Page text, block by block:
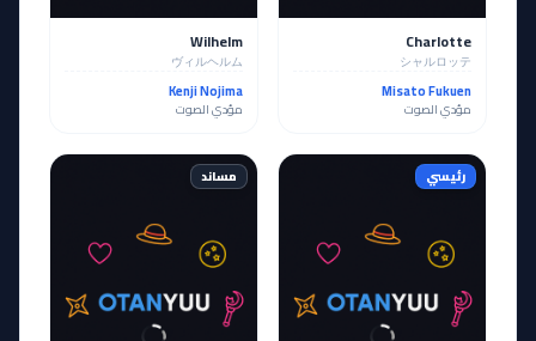
Charlotte
シャルロッテ
Misato Fukuen
مؤدي الصوت
Wilhelm
ヴィルヘルム
Kenji Nojima
مؤدي الصوت
رئيسي مساند